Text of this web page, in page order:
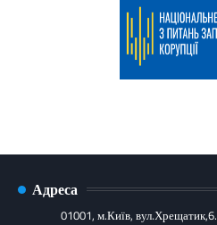
Адреса
01001, м.Київ, вул.Хрещатик,6.